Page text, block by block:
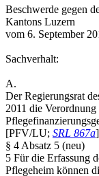
Beschwerde gegen
Kantons Luzern
vom 6. September
Sachverhalt:
A.
Der Regierungsrat
2011 die
[PFV/LU; SRL 867a
§ 4 Absatz 5 (neu)
5 Für die Erfassung
Pflegeheim können